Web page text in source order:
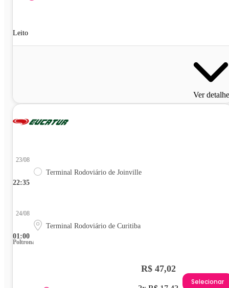
Leito
Ver
22:35
23/08
Terminal Rodoviário de Joinville
01:00
24/08
Terminal Rodoviário de Curitiba
Poltrona
R$ 47,02
Selecionar